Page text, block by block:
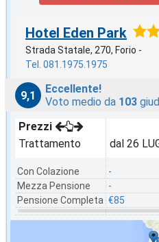
Hotel Eden Park
Strada Statale, 270, Forio -
Tel. 081.1975.1975
9,1
Eccellente!
Voto medio da 103
Prezzi
Trattamento
Con Colazione
Mezza Pensione
Pensione Completa
dal 26
-
-
€85